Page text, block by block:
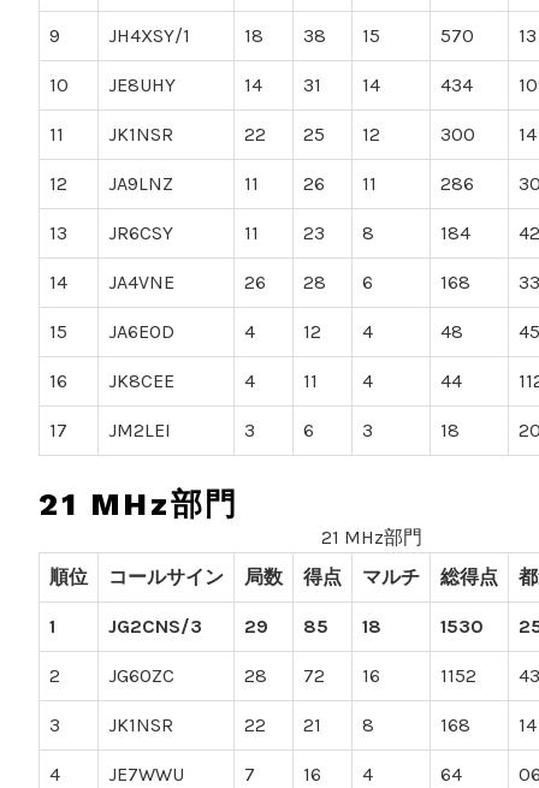
9 JH4XSY/1 18 38 15 570 13
10 JE8UHY 14 31 14 434
11 JK1NSR 22 25 12 300 14
12 JA9LNZ 11 26 11 286
13 JR6CSY 11 23 8 184 42
14 JA4VNE 26 28 6 168 33
15 JA6EOD 4 12 4 48 45
16 JK8CEE 4 11 4 44
17 JM2LEI 3 6 3 18
21 MHz部門
21 MHz部門
順位
コールサイン 局数 得点 マルチ 総得点
1 JG2CNS/3 29 85 18 1530
2 JG6OZC 28 72 16 1152 43
3 JK1NSR 22 21 8 168 14
4 JE7WWU 7 16 4 64